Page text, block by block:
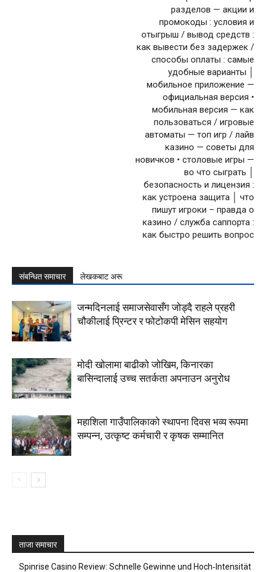
разделов — акции и
промокоды : условия и
отыгрыш / вывод средств :
как вывести без задержек /
способы оплаты : самые
удобные варианты │
мобильное приложение —
официальная версия •
мобильная версия — как
пользоваться / игровые
автоматы — топ игр / лайв
казино — советы для
новичков • столовые игры —
во что сыграть │
безопасность и лицензия :
как устроена защита │ что
пишут игроки – правда о
казино / служба саппорта :
как быстро решить вопрос
संबन्धित समाचार लेखकबाट अरू
जन्मदिनलाई समाजसेवासँग जोड्दै राहले प्रहरी
चौकीलाई प्रिन्टर र फोटोकपी मेसिन सहयोग
मोदी खोलामा बाढीको जोखिम, किनारका
बासिन्दालाई उच्च सतर्कता अपनाउन अनुरोध
महाशिला गाउँपालिकाको स्थापना दिवस भव्य रूपमा
सम्पन्न, उत्कृष्ट कर्मचारी र कृषक सम्मानित
ताजा समाचार
Spinrise Casino Review: Schnelle Gewinne und Hoch‑Intensität